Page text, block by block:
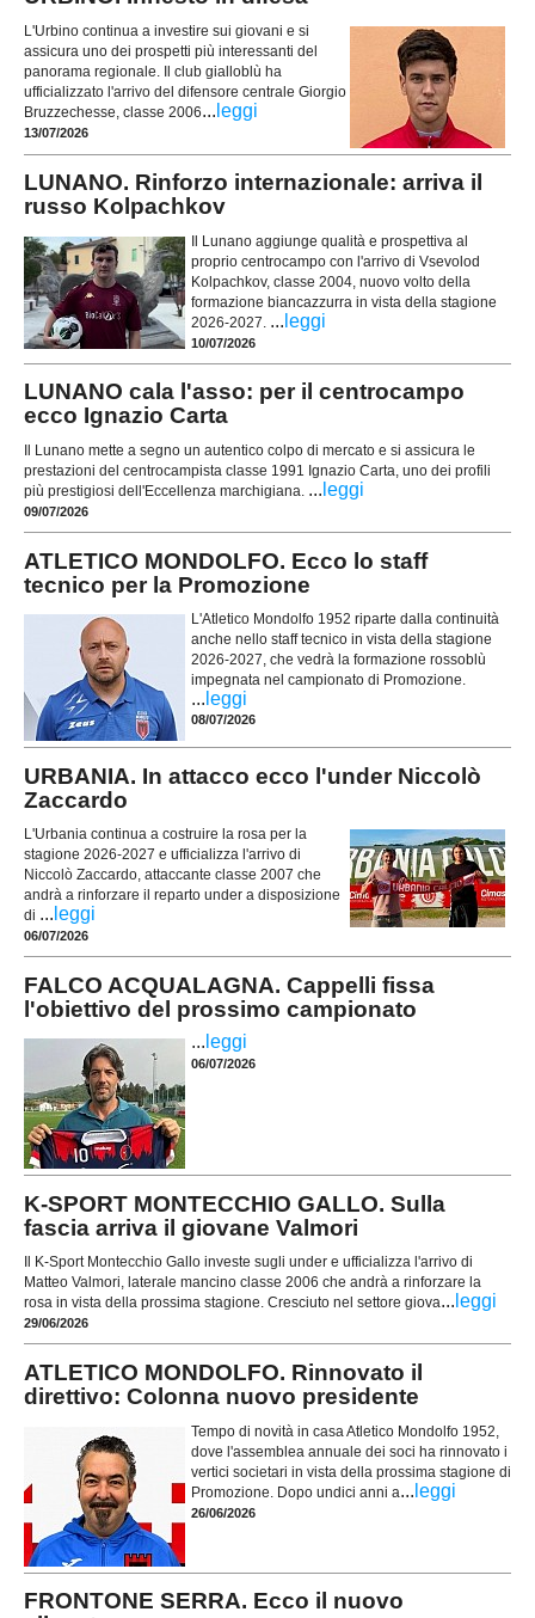
L'Urbino continua a investire sui giovani e si
assicura uno dei prospetti più interessanti del
panorama regionale. Il club gialloblù ha
ufficializzato l'arrivo del difensore centrale Giorgio
Bruzzechesse, classe 2006... leggi
13/07/2026
LUNANO. Rinforzo internazionale: arriva il
russo Kolpachkov
Il Lunano aggiunge qualità e prospettiva al
proprio centrocampo con l'arrivo di Vsevolod
Kolpachkov, classe 2004, nuovo volto della
formazione biancazzurra in vista della stagione
2026-2027. ... leggi
10/07/2026
LUNANO cala l'asso: per il centrocampo
ecco Ignazio Carta
Il Lunano mette a segno un autentico colpo di mercato e si assicura le
prestazioni del centrocampista classe 1991 Ignazio Carta, uno dei profili
più prestigiosi dell'Eccellenza marchigiana. ... leggi
09/07/2026
ATLETICO MONDOLFO. Ecco lo staff
tecnico per la Promozione
L'Atletico Mondolfo 1952 riparte dalla continuità
anche nello staff tecnico in vista della stagione
2026-2027, che vedrà la formazione rossoblù
impegnata nel campionato di Promozione.
... leggi
08/07/2026
URBANIA. In attacco ecco l'under Niccolò
Zaccardo
L'Urbania continua a costruire la rosa per la
stagione 2026-2027 e ufficializza l'arrivo di
Niccolò Zaccardo, attaccante classe 2007 che
andrà a rinforzare il reparto under a disposizione
di ... leggi
06/07/2026
FALCO ACQUALAGNA. Cappelli fissa
l'obiettivo del prossimo campionato
... leggi
06/07/2026
K-SPORT MONTECCHIO GALLO. Sulla
fascia arriva il giovane Valmori
Il K-Sport Montecchio Gallo investe sugli under e ufficializza l'arrivo di
Matteo Valmori, laterale mancino classe 2006 che andrà a rinforzare la
rosa in vista della prossima stagione. Cresciuto nel settore giova... leggi
29/06/2026
ATLETICO MONDOLFO. Rinnovato il
direttivo: Colonna nuovo presidente
Tempo di novità in casa Atletico Mondolfo 1952,
dove l'assemblea annuale dei soci ha rinnovato i
vertici societari in vista della prossima stagione di
Promozione. Dopo undici anni a... leggi
26/06/2026
FRONTONE SERRA. Ecco il nuovo